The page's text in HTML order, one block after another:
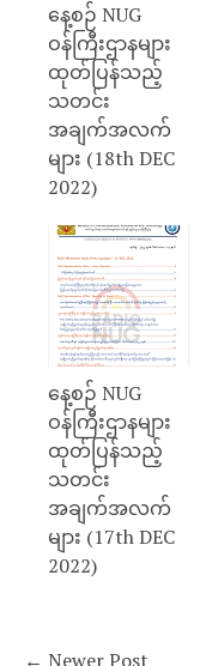
နေ့စဉ် NUG
ဝန်ကြီးဌာနများ
ထုတ်ပြန်သည့်
သတင်း
အချက်အလက်
များ (18th DEC
2022)
နေ့စဉ် NUG
ဝန်ကြီးဌာနများ
ထုတ်ပြန်သည့်
သတင်း
အချက်အလက်
များ (17th DEC
2022)
← Newer Post